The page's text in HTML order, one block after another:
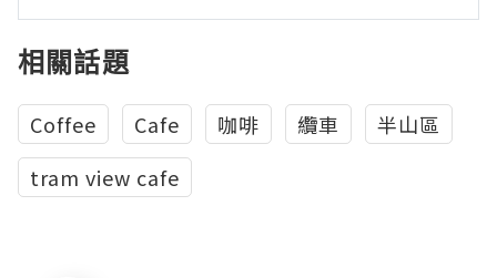
相關話題
Coffee Cafe 咖啡 纜車
半山區
tram view cafe